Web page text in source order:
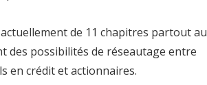
actuellement de 11 chapitres partout au
des possibilités de réseautage entre
en crédit et actionnaires.